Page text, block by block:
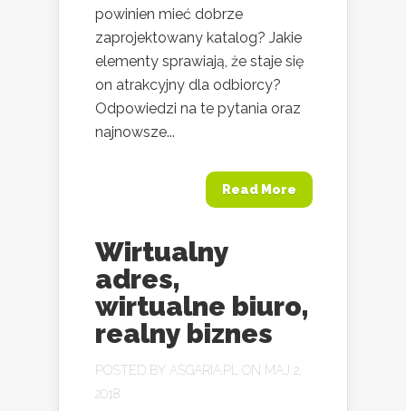
powinien mieć dobrze
zaprojektowany katalog? Jakie
elementy sprawiają, że staje się
on atrakcyjny dla odbiorcy?
Odpowiedzi na te pytania oraz
najnowsze...
Read More
Wirtualny
adres,
wirtualne biuro,
realny biznes
POSTED BY ASGARIA.PL
ON MAJ 2,
2018